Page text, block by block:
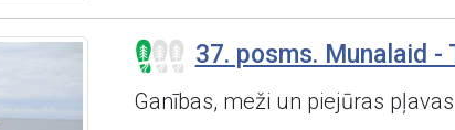
37. posms. Munalaid -
Ganības, meži un piejūras pļavas